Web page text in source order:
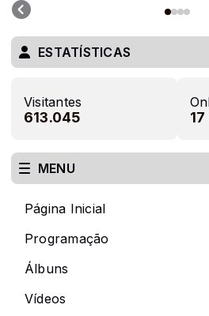
ESTATÍSTICAS
Visitantes
613.045 17
MENU
Página Inicial
Programação
Álbuns
Vídeos